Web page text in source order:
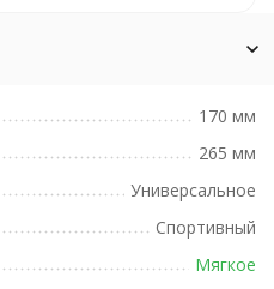
170 мм
265 мм
Универсальное
Спортивный
Мягкое